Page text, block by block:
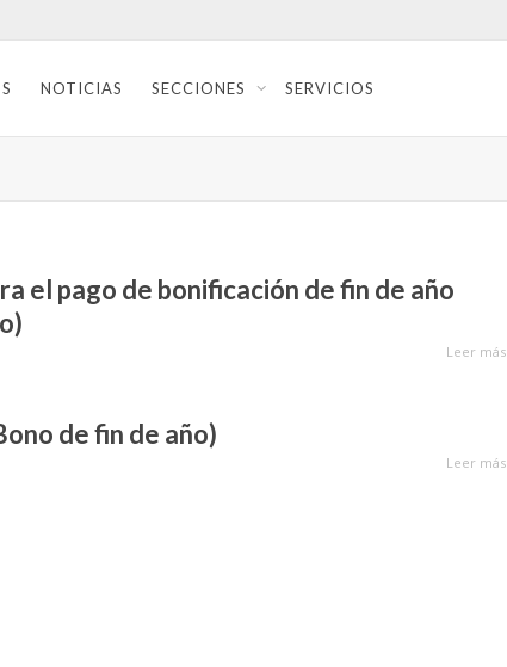
NOTICIAS SECCIONES SERVICIOS
el pago de bonificación de fin de año
Leer más
de fin de año)
Leer más